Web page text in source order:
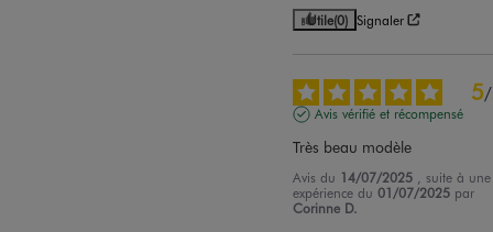
Utile(0) Signaler
5/
Avis vérifié et récompensé
Très beau modèle
Avis du 14/07/2025
, suite à une
expérience du01/07/2025 par
Corinne D.